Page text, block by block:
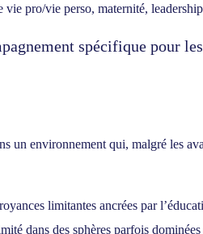
vie pro/vie perso, maternité,
spécifique pour
un environnement qui, malgré les
limitantes ancrées par
dans des sphères parfois